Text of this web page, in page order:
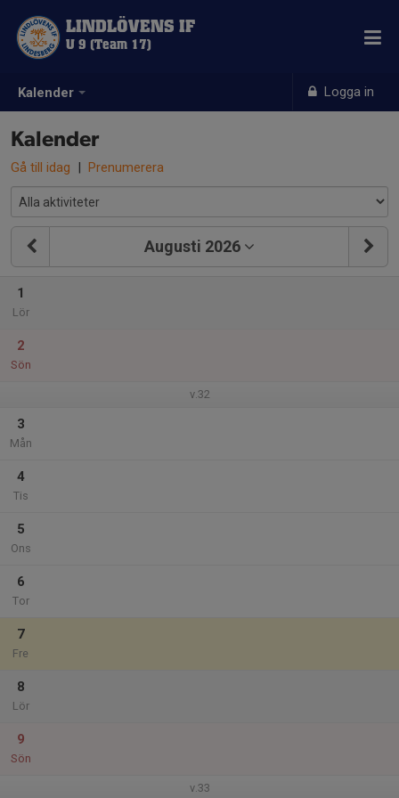
Kalender Logga in
LINDLÖVENS IF
U 9 (Team 17)
Kalender
Gå till idag | Prenumerera
Augusti 2026
1
Lör
2
Sön
v.32
3
Mån
4
Tis
5
Ons
6
Tor
7
Fre
8
Lör
9
Sön
v.33